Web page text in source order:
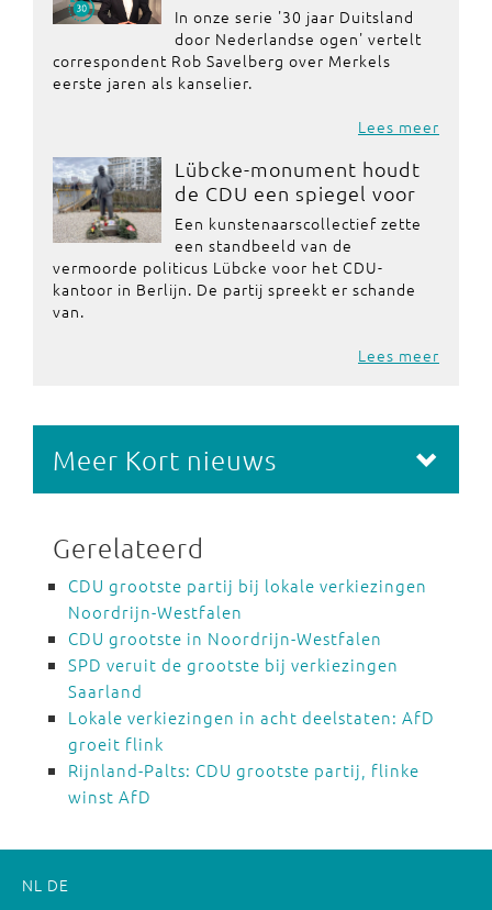
In onze serie '30 jaar Duitsland
door Nederlandse ogen' vertelt
correspondent Rob Savelberg over Merkels
eerste jaren als kanselier.
Lees meer
Lübcke-monument houdt
de CDU een spiegel voor
Een kunstenaarscollectief zette
een standbeeld van de
vermoorde politicus Lübcke voor het CDU-
kantoor in Berlijn. De partij spreekt er schande
van.
Lees meer
Meer Kort nieuws
Gerelateerd
CDU grootste partij bij lokale verkiezingen
Noordrijn-Westfalen
CDU grootste in Noordrijn-Westfalen
SPD veruit de grootste bij verkiezingen
Saarland
Lokale verkiezingen in acht deelstaten: AfD
groeit flink
Rijnland-Palts: CDU grootste partij, flinke
winst AfD
NL DE